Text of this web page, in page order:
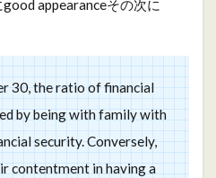
appearanceその次に
30, the ratio of financial
by being with family with
security. Conversely,
contentment in having a